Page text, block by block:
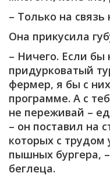
– Только на связь
Она прикусила
– Ничего. Если
придурковатый
фермер, я бы с
программе. А с
не переживай –
– он поставил на
которых с
пышных бургера,
беглеца.